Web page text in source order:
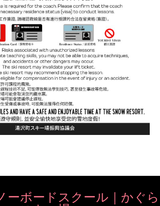
ーボードスクール｜かぐら